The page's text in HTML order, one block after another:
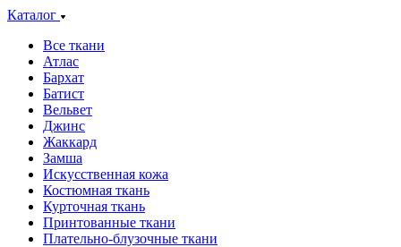
Каталог
Все ткани
Атлас
Бархат
Батист
Вельвет
Джинс
Жаккард
Замша
Искусственная кожа
Костюмная ткань
Курточная ткань
Принтованные ткани
Плательно-блузочные ткани